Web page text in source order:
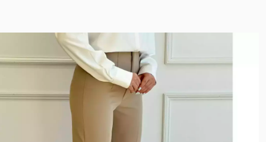
ژاکارد
الیاف طبیعی
پنبه دورس دو نخ
پنبه دورس سه نخ